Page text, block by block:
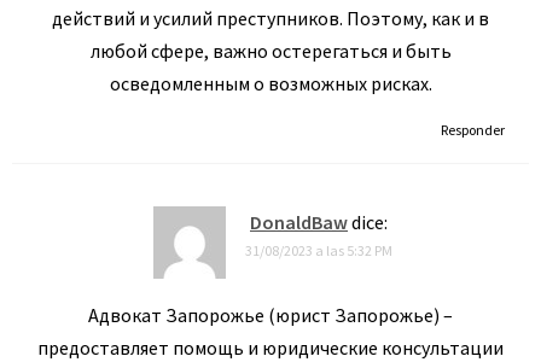
действий и усилий преступников. Поэтому, как и в
любой сфере, важно остерегаться и быть
осведомленным о возможных рисках.
Responder
DonaldBawdice:
31/08/2023 a las 5:32 PM
Адвокат Запорожье (юрист Запорожье) –
предоставляет помощь и юридические консультации